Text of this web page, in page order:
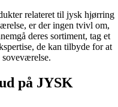
relateret til jysk hjørring
er der ingen tvivl om,
deres sortiment, tag et
de kan tilbyde for at
på JYSK